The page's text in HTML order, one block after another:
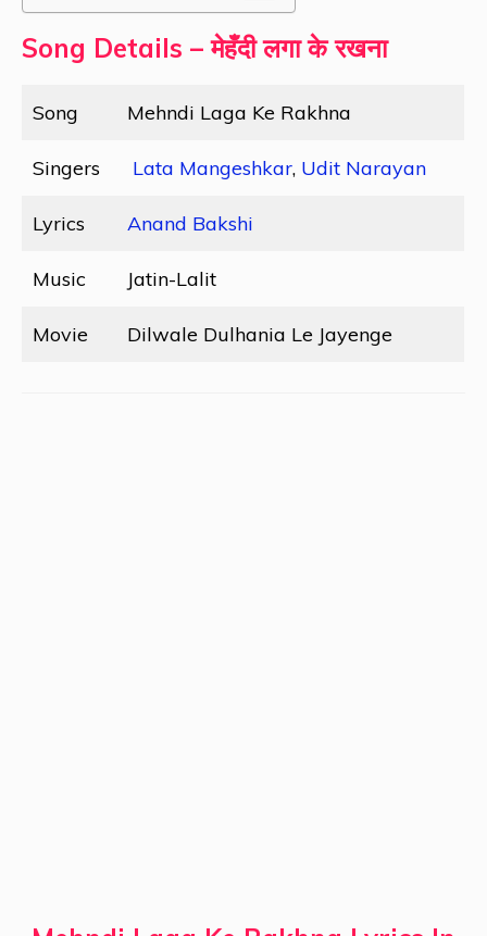
Song Details – मेहँदी लगा के रखना
Song Mehndi Laga Ke Rakhna
Singers Lata Mangeshkar, Udit Narayan
Lyrics Anand Bakshi
Music Jatin-Lalit
Movie Dilwale Dulhania Le Jayenge